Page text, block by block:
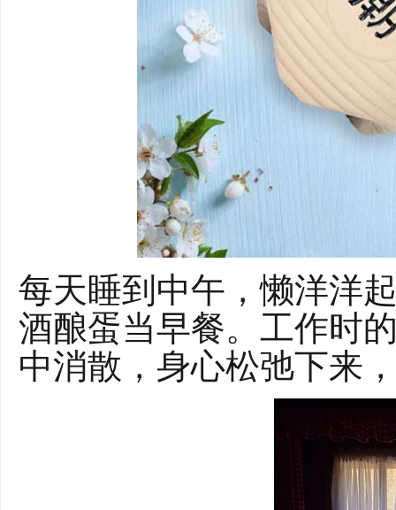
每天睡到中午，懒洋洋
酒酿蛋当早餐。工作时
中消散，身心松弛下来